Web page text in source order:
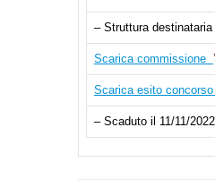
– Struttura
Scarica commissione
Scarica esito concorso
– Scaduto il 11/11/2022